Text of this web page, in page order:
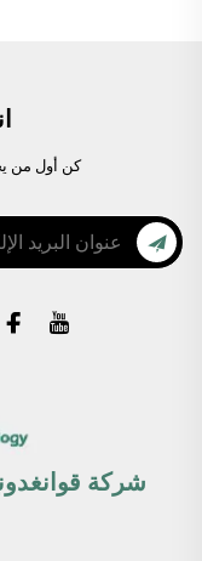
كن أول من
شركة